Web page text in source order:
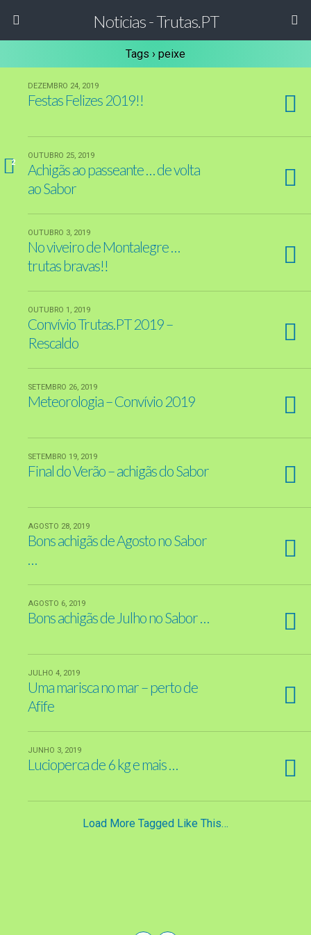
Noticias - Trutas.PT
Tags › peixe
DEZEMBRO 24, 2019
Festas Felizes 2019!!
2
OUTUBRO 25, 2019
Achigãs ao passeante … de volta
ao Sabor
OUTUBRO 3, 2019
No viveiro de Montalegre …
trutas bravas!!
OUTUBRO 1, 2019
Convívio Trutas.PT 2019 –
Rescaldo
SETEMBRO 26, 2019
Meteorologia – Convívio 2019
SETEMBRO 19, 2019
Final do Verão – achigãs do Sabor
AGOSTO 28, 2019
Bons achigãs de Agosto no Sabor
…
AGOSTO 6, 2019
Bons achigãs de Julho no Sabor …
JULHO 4, 2019
Uma marisca no mar – perto de
Afife
JUNHO 3, 2019
Lucioperca de 6 kg e mais …
Load More Tagged Like This…